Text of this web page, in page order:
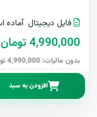
فایل دیجیتال آماده
4,990,000 تومان
بدون مالیات: 4,990,000 تومان
افزودن به سبد